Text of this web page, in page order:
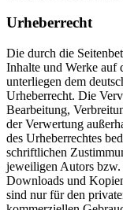
Urheberrecht
Die durch die
Inhalte und Werke auf
unterliegen dem
Urheberrecht. Die
Bearbeitung,
der Verwertung
des Urheberrechtes
schriftlichen
jeweiligen Autors bzw.
Downloads und
sind nur für den